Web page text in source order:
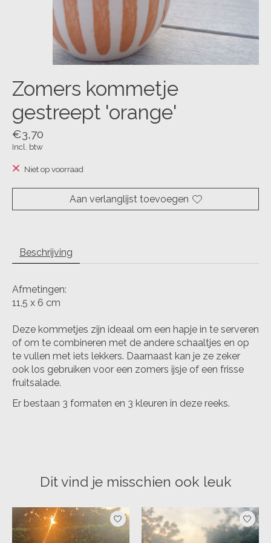
Zomers kommetje
gestreept 'orange'
€3,70
Incl. btw
Niet op voorraad
Aan verlanglijst toevoegen
Beschrijving
Afmetingen:
11,5 x 6 cm
Deze kommetjes zijn ideaal om een hapje in te serveren
of om te combineren met de andere schaaltjes en op
te vullen met iets lekkers. Daarnaast kan je ze zeker
ook los gebruiken voor een zomers ijsje of een frisse
fruitsalade.
Er bestaan 3 formaten en 3 kleuren in deze reeks.
Dit vind je misschien ook leuk
Items van productcarrousel